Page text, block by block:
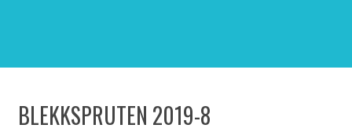
BLEKKSPRUTEN 2019-8